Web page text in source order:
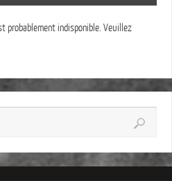
probablement indisponible. Veuillez